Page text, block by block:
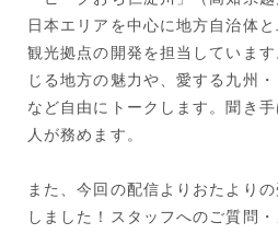
日本エリアを中心に地方自治体
観光拠点の開発を担当していま
じる地方の魅力や、愛する九州
など自由にトークします。聞き
人が務めます。
また、今回の配信よりおたより
しました！スタッフへのご質問